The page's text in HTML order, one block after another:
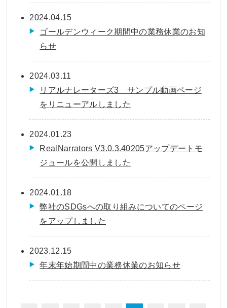
2024.04.15
ゴールデンウィーク期間中の業務休業のお知
らせ
2024.03.11
リアルナレーターズ3 サンプル動画ページ
をリニューアルしました
2024.01.23
RealNarrators V3.0.3.40205アップデートモ
ジュールを公開しました
2024.01.18
弊社のSDGsへの取り組みについてのページ
をアップしました
2023.12.15
年末年始期間中の業務休業のお知らせ